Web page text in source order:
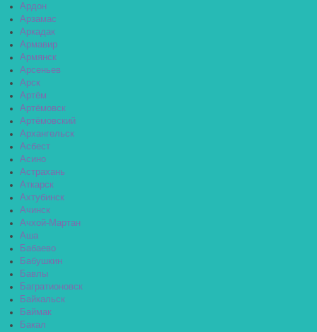
Ардон
Арзамас
Аркадак
Армавир
Армянск
Арсеньев
Арск
Артём
Артёмовск
Артёмовский
Архангельск
Асбест
Асино
Астрахань
Аткарск
Ахтубинск
Ачинск
Ачхой-Мартан
Аша
Бабаево
Бабушкин
Бавлы
Багратионовск
Байкальск
Баймак
Бакал